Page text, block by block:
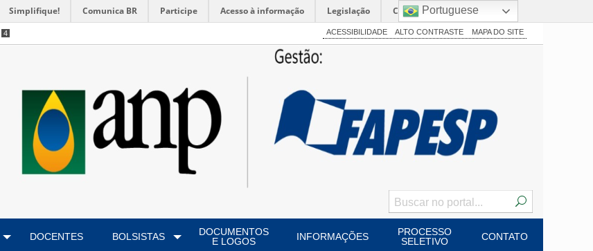
Simplifique! Comunica BR Participe Acesso à informação Legislação Canais
4 ACESSIBILIDADE ALTO CONTRASTE MAPA DO SITE
DOCENTES BOLSISTAS
DOCUMENTOS
E LOGOS
INFORMAÇÕES
PROCESSO
SELETIVO
CONTATO
Portuguese